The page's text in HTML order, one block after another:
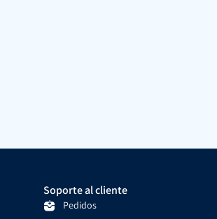
Soporte al cliente
Pedidos